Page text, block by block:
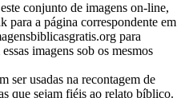
conjunto de imagens on-line,
para a página correspondente em
para
imagens sob os mesmos
ser usadas na recontagem de
que sejam fiéis ao relato bíblico.